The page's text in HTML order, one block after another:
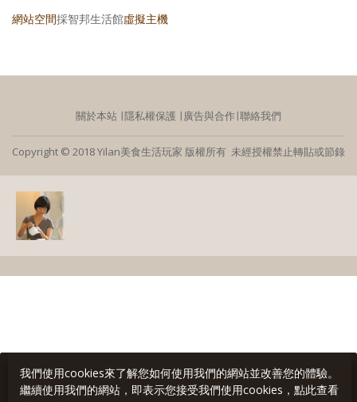
網站空間採智邦生活館虛擬主機
關於本站 ∣隱私權保護 ∣廣告與合作∣聯絡我們
Copyright © 2018 Yilan美食生活玩家 版權所有 未經授權禁止轉貼或節錄
我們使用cookies來了解您如何使用我們的網站並改善您的體驗。
繼續使用我們的網站，即表示您接受我們使用cookies，點此查看